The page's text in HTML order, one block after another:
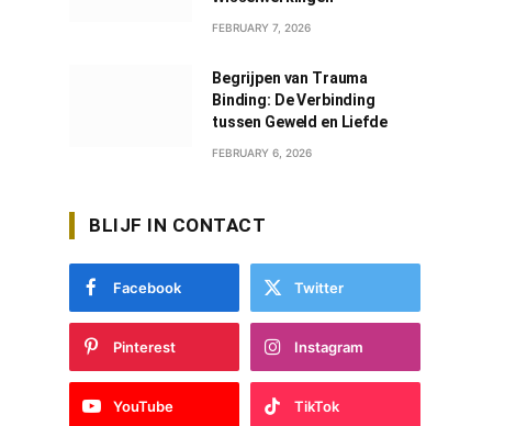
FEBRUARY 7, 2026
Begrijpen van Trauma
Binding: De Verbinding
tussen Geweld en Liefde
FEBRUARY 6, 2026
BLIJF IN CONTACT
Facebook Twitter
Pinterest Instagram
YouTube TikTok